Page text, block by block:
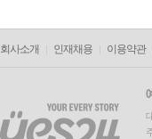
회사소개 인재채용 이용약관